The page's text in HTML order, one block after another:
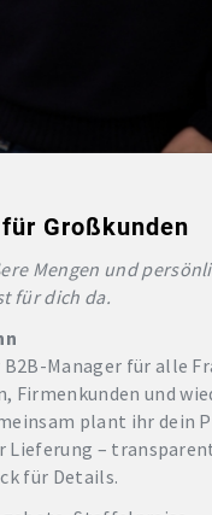
Großkunden
Mengen und
für dich da.
Manager für alle
Firmenkunden und
plant ihr dein
Lieferung –
für Details.